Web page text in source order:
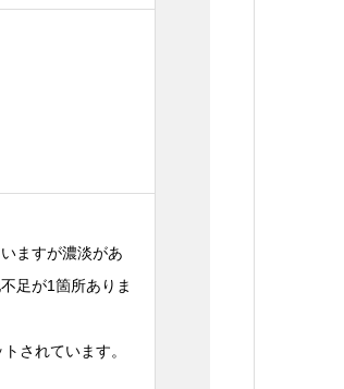
ますが濃淡があ
足が1箇所ありま
されています。